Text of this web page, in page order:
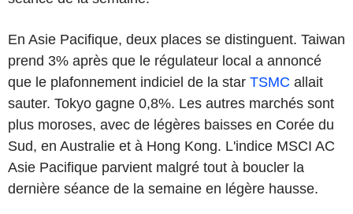
En Asie Pacifique, deux places se distinguent. Taiwan
prend 3% après que le régulateur local a annoncé
que le plafonnement indiciel de la star TSMC allait
sauter. Tokyo gagne 0,8%. Les autres marchés sont
plus moroses, avec de légères baisses en Corée du
Sud, en Australie et à Hong Kong. L'indice MSCI AC
Asie Pacifique parvient malgré tout à boucler la
dernière séance de la semaine en légère hausse.